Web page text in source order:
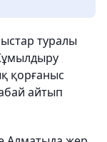
туралы
қорғаныс
айтып